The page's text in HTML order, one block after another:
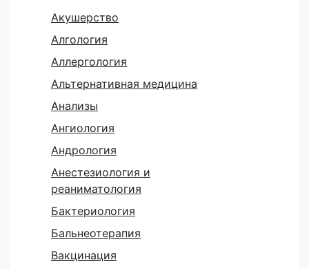
Акушерство
Алгология
Аллергология
Альтернативная медицина
Анализы
Ангиология
Андрология
Анестезиология и
реаниматология
Бактериология
Бальнеотерапия
Вакцинация